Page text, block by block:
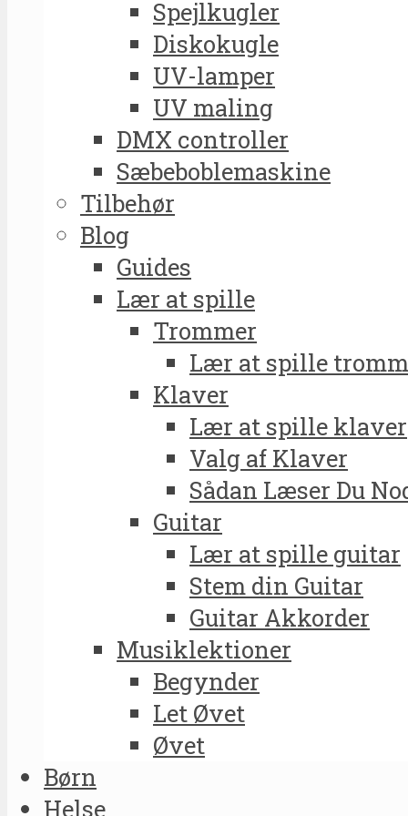
Spejlkugler
Diskokugle
UV-lamper
UV maling
DMX controller
Sæbeboblemaskine
Tilbehør
Blog
Guides
Lær at spille
Trommer
Lær at spille
Klaver
Lær at spille klaver
Valg af Klaver
Sådan Læser Du
Guitar
Lær at spille guitar
Stem din Guitar
Guitar Akkorder
Musiklektioner
Begynder
Let Øvet
Øvet
Børn
Helse